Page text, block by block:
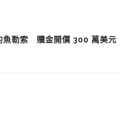
魚勒索 贖金開價 300 萬美元